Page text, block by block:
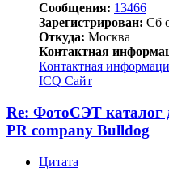
Сообщения: 13466
Зарегистрирован: Сб
Откуда: Москва
Контактная
Контактная
ICQ Сайт
Re: ФотоСЭТ
PR company Bulldog
Цитата